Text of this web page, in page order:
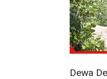
Dewa